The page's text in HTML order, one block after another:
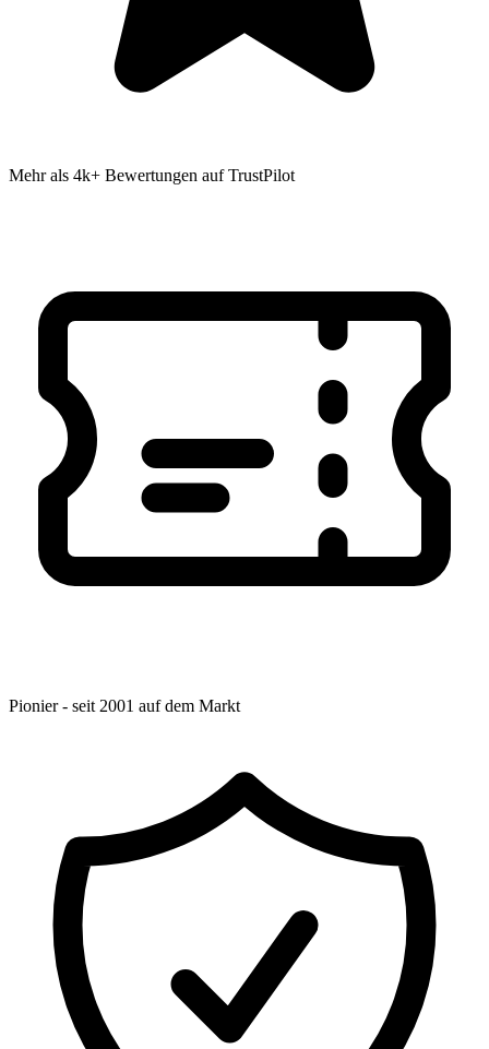
Mehr als 4k+ Bewertungen auf TrustPilot
Pionier - seit 2001 auf dem Markt